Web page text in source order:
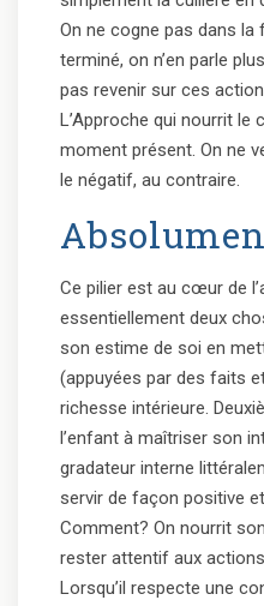
On ne cogne pas dans la
terminé, on n’en parle
pas revenir sur ces
L’Approche qui nourrit
moment présent. On ne
le négatif, au contraire.
Ce pilier est au cœur de
essentiellement deux
son estime de soi en
(appuyées par des faits
richesse intérieure.
l’enfant à maîtriser son
gradateur interne
servir de façon positive
Comment? On nourrit
rester attentif aux
Lorsqu’il respecte une